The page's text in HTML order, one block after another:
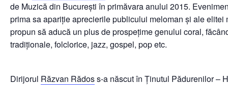
de Muzică din București în primăvara anului 2015.
prima sa apariție aprecierile publicului meloman și ale
propun să aducă un plus de prospețime genului coral,
tradiționale, folclorice, jazz, gospel, pop etc.
Dirijorul Răzvan Rădoss-a născut în Ținutul Pădurenilor –